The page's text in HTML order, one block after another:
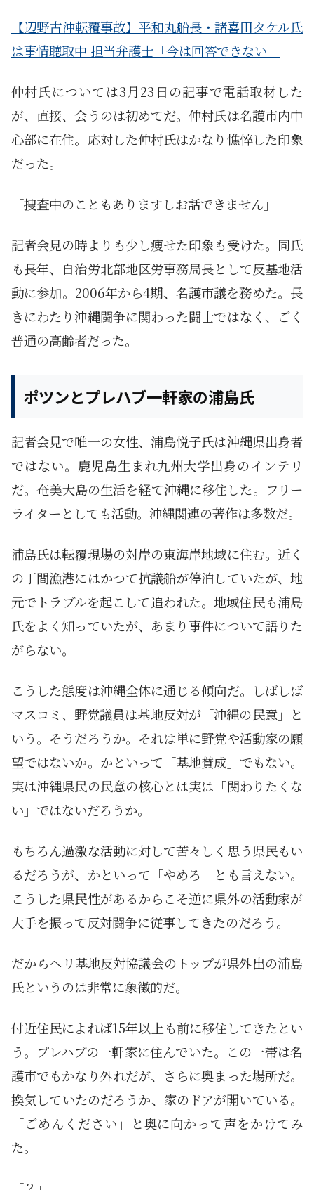
【辺野古沖転覆事故】平和丸船長・諸喜田タケル氏
は事情聴取中 担当弁護士「今は回答できない」
仲村氏については3月23日の記事で電話取材した
が、直接、会うのは初めてだ。仲村氏は名護市内中
心部に在住。応対した仲村氏はかなり憔悴した印象
だった。
「捜査中のこともありますしお話できません」
記者会見の時よりも少し痩せた印象も受けた。同氏
も長年、自治労北部地区労事務局長として反基地活
動に参加。2006年から4期、名護市議を務めた。長
きにわたり沖縄闘争に関わった闘士ではなく、ごく
普通の高齢者だった。
ポツンとプレハブ一軒家の浦島氏
記者会見で唯一の女性、浦島悦子氏は沖縄県出身者
ではない。鹿児島生まれ九州大学出身のインテリ
だ。奄美大島の生活を経て沖縄に移住した。フリー
ライターとしても活動。沖縄関連の著作は多数だ。
浦島氏は転覆現場の対岸の東海岸地域に住む。近く
の丁間漁港にはかつて抗議船が停泊していたが、地
元でトラブルを起こして追われた。地域住民も浦島
氏をよく知っていたが、あまり事件について語りた
がらない。
こうした態度は沖縄全体に通じる傾向だ。しばしば
マスコミ、野党議員は基地反対が「沖縄の民意」と
いう。そうだろうか。それは単に野党や活動家の願
望ではないか。かといって「基地賛成」でもない。
実は沖縄県民の民意の核心とは実は「関わりたくな
い」ではないだろうか。
もちろん過激な活動に対して苦々しく思う県民もい
るだろうが、かといって「やめろ」とも言えない。
こうした県民性があるからこそ逆に県外の活動家が
大手を振って反対闘争に従事してきたのだろう。
だからヘリ基地反対協議会のトップが県外出の浦島
氏というのは非常に象徴的だ。
付近住民によれば15年以上も前に移住してきたとい
う。プレハブの一軒家に住んでいた。この一帯は名
護市でもかなり外れだが、さらに奥まった場所だ。
換気していたのだろうか、家のドアが開いている。
「ごめんください」と奥に向かって声をかけてみ
た。